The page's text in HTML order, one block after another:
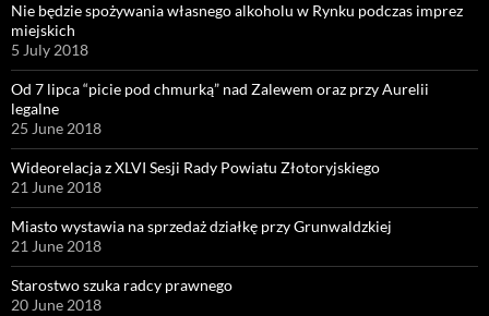
Nie będzie spożywania własnego alkoholu w Rynku podczas imprez
miejskich
5 July 2018
Od 7 lipca “picie pod chmurką” nad Zalewem oraz przy Aurelii
legalne
25 June 2018
Wideorelacja z XLVI Sesji Rady Powiatu Złotoryjskiego
21 June 2018
Miasto wystawia na sprzedaż działkę przy Grunwaldzkiej
21 June 2018
Starostwo szuka radcy prawnego
20 June 2018